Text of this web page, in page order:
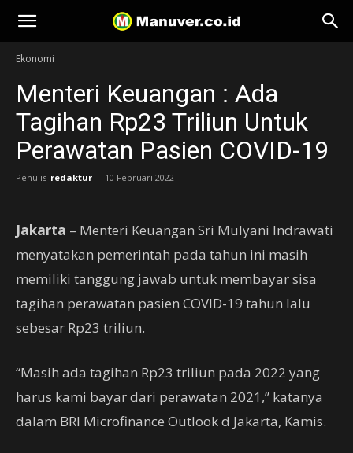
Manuver
Ekonomi
Menteri Keuangan : Ada
Tagihan Rp23 Triliun Untuk
Perawatan Pasien COVID-19
Penulis redaktur - 10 Februari 2022
Jakarta – Menteri Keuangan Sri Mulyani Indrawati
menyatakan pemerintah pada tahun ini masih
memiliki tanggung jawab untuk membayar sisa
tagihan perawatan pasien COVID-19 tahun lalu
sebesar Rp23 triliun.
“Masih ada tagihan Rp23 triliun pada 2022 yang
harus kami bayar dari perawatan 2021,” katanya
dalam BRI Microfinance Outlook d Jakarta, Kamis.